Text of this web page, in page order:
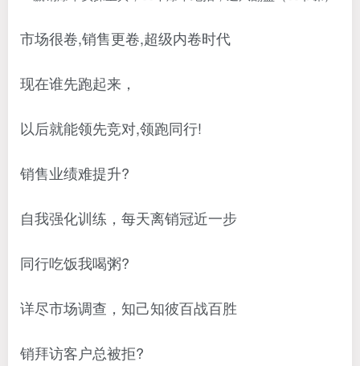
市场很卷,销售更卷,超级内卷时代
现在谁先跑起来，
以后就能领先竞对,领跑同行!
销售业绩难提升?
自我强化训练，每天离销冠近一步
同行吃饭我喝粥?
详尽市场调查，知己知彼百战百胜
销拜访客户总被拒?